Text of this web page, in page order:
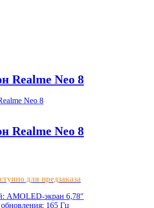
Realme Neo 8
Realme Neo 8
для предзаказа
AMOLED-экран 6,78″
обновления: 165 Гц